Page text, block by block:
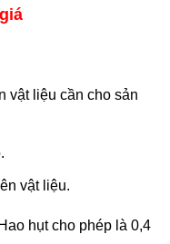
vật liệu cần cho sản
vật liệu.
hụt cho phép là 0,4